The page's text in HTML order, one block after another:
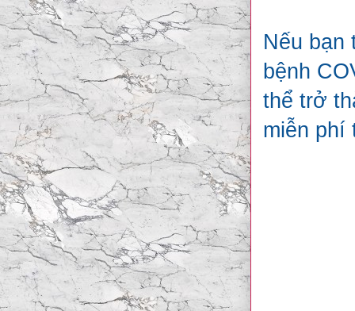
Nếu bạn
bệnh
thể trở
miễn